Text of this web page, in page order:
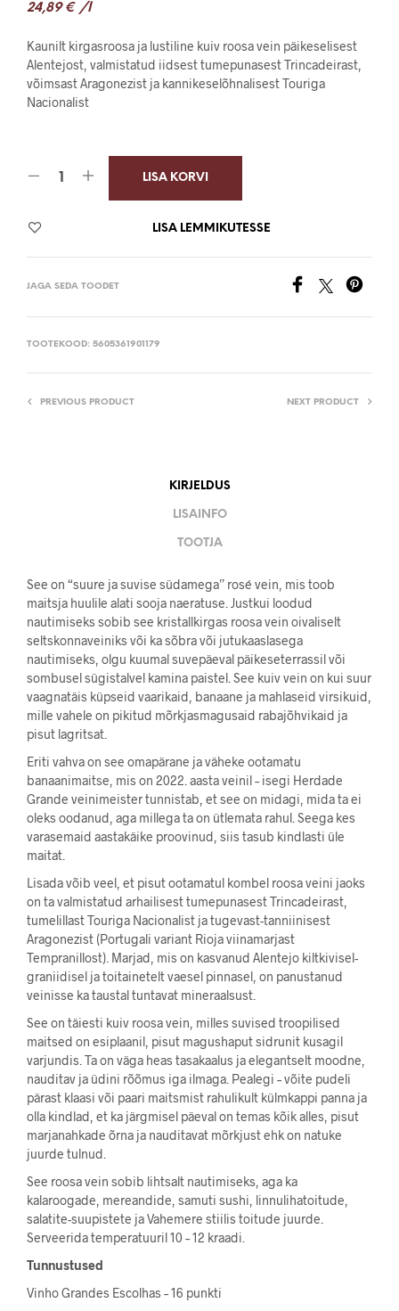
24,89€ /l
Kaunilt kirgasroosa ja lustiline kuiv roosa vein päikeselisest
Alentejost, valmistatud iidsest tumepunasest Trincadeirast,
võimsast Aragonezist ja kannikeselõhnalisest Touriga
Nacionalist
LISA KORVI
LISA LEMMIKUTESSE
JAGA SEDA TOODET
TOOTEKOOD: 5605361901179
PREVIOUS PRODUCT NEXT PRODUCT
KIRJELDUS
LISAINFO
TOOTJA
See on “suure ja suvise südamega” rosé vein, mis toob
maitsja huulile alati sooja naeratuse. Justkui loodud
nautimiseks sobib see kristallkirgas roosa vein oivaliselt
seltskonnaveiniks või ka sõbra või jutukaaslasega
nautimiseks, olgu kuumal suvepäeval päikeseterrassil või
sombusel sügistalvel kamina paistel. See kuiv vein on kui suur
vaagnatäis küpseid vaarikaid, banaane ja mahlaseid virsikuid,
mille vahele on pikitud mõrkjasmagusaid rabajõhvikaid ja
pisut lagritsat.
Eriti vahva on see omapärane ja väheke ootamatu
banaanimaitse, mis on 2022. aasta veinil – isegi Herdade
Grande veinimeister tunnistab, et see on midagi, mida ta ei
oleks oodanud, aga millega ta on ütlemata rahul. Seega kes
varasemaid aastakäike proovinud, siis tasub kindlasti üle
maitat.
Lisada võib veel, et pisut ootamatul kombel roosa veini jaoks
on ta valmistatud arhailisest tumepunasest Trincadeirast,
tumelillast Touriga Nacionalist ja tugevast-tanniinisest
Aragonezist (Portugali variant Rioja viinamarjast
Tempranillost). Marjad, mis on kasvanud Alentejo kiltkivisel-
graniidisel ja toitainetelt vaesel pinnasel, on panustanud
veinisse ka taustal tuntavat mineraalsust.
See on täiesti kuiv roosa vein, milles suvised troopilised
maitsed on esiplaanil, pisut magushaput sidrunit kusagil
varjundis. Ta on väga heas tasakaalus ja elegantselt moodne,
nauditav ja üdini rõõmus iga ilmaga. Pealegi – võite pudeli
pärast klaasi või paari maitsmist rahulikult külmkappi panna ja
olla kindlad, et ka järgmisel päeval on temas kõik alles, pisut
marjanahkade õrna ja nauditavat mõrkjust ehk on natuke
juurde tulnud.
See roosa vein sobib lihtsalt nautimiseks, aga ka
kalaroogade, mereandide, samuti sushi, linnulihatoitude,
salatite-suupistete ja Vahemere stiilis toitude juurde.
Serveerida temperatuuril 10 – 12 kraadi.
Tunnustused
Vinho Grandes Escolhas – 16 punkti